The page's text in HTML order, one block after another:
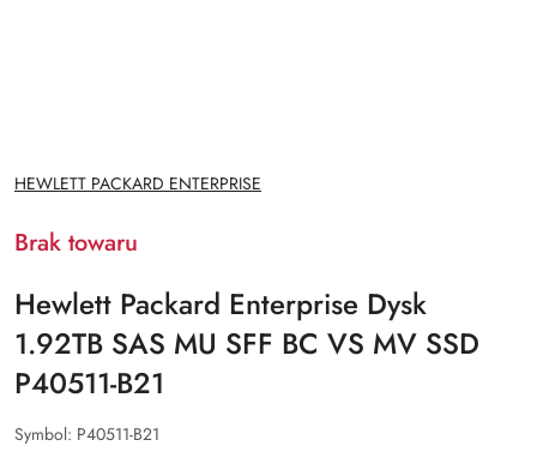
NAZWA
PRODUCENTA:
HEWLETT PACKARD ENTERPRISE
Brak towaru
Hewlett Packard Enterprise Dysk
1.92TB SAS MU SFF BC VS MV SSD
P40511-B21
Symbol: P40511-B21